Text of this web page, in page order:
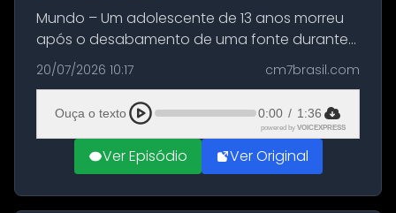
Mundo – Um adolescente de 13 anos morreu
após o desabamento de uma fonte durante
as comemorações pelo título da Copa do
Mundo conquistado pela Espanha, em
Ciudad Rodrigo, na província de Salamanca,
no...
20/07/2026 10:17 cm7brasil.com
Ouça o texto 0:00 / 1:36
powered by VOICEXPRESS
Ver Episódio Ver Original